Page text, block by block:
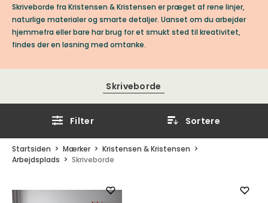
Skriveborde fra Kristensen & Kristensen er præget af rene linjer,
naturlige materialer og smarte detaljer. Uanset om du arbejder
hjemmefra eller bare har brug for et smukt sted til kreativitet,
findes der en løsning med omtanke.
Skriveborde
Filter Sortere
Startsiden Mærker
Kristensen & Kristensen
Arbejdsplads
Skriveborde